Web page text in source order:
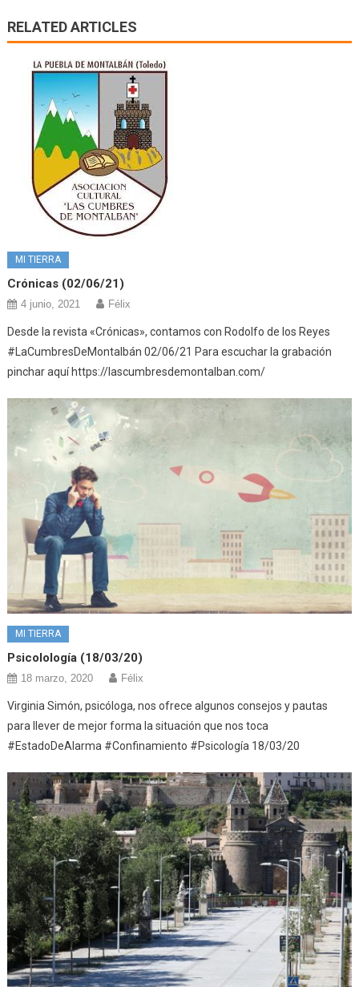
RELATED ARTICLES
MI TIERRA
Crónicas (02/06/21)
4 junio, 2021 Félix
Desde la revista «Crónicas», contamos con Rodolfo de los Reyes
#LaCumbresDeMontalbán 02/06/21 Para escuchar la grabación
pinchar aquí https://lascumbresdemontalban.com/
MI TIERRA
Psicolología (18/03/20)
18 marzo, 2020 Félix
Virginia Simón, psicóloga, nos ofrece algunos consejos y pautas
para llever de mejor forma la situación que nos toca
#EstadoDeAlarma #Confinamiento #Psicología 18/03/20